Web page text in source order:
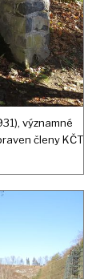
významné
členy KČT